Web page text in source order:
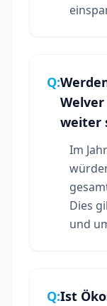
Q:
weiter
Im
Dies
und
Q:Ist